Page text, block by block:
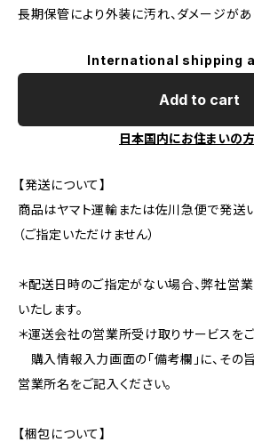
長期保管により外装に汚れ、ダメージがあ
International shipping
Add to cart
日本国内にお住まいの
【発送について】
商品はヤマト運輸または佐川急便で発送い
（ご指定いただけません）
＊配送日時のご指定がない場合、弊社営
いたします。
＊運送会社の営業所受け取りサービスを
購入情報入力画面の「備考欄」に、その
営業所名をご記入ください。
【梱包について】